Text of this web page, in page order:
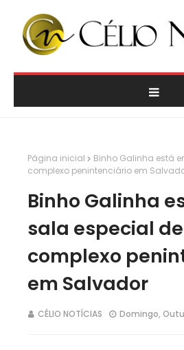
Página inicial
Binho Galinha está
complexo penintenciário em
Binho Galinha
sala especial de
complexo
em Salvador
CÉLIO NOTÍCIAS Domingo,